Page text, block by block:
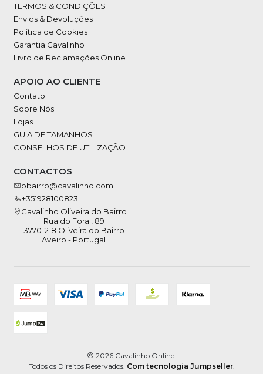
TERMOS & CONDIÇÕES
Envios & Devoluções
Política de Cookies
Garantia Cavalinho
Livro de Reclamações Online
APOIO AO CLIENTE
Contato
Sobre Nós
Lojas
GUIA DE TAMANHOS
CONSELHOS DE UTILIZAÇÃO
CONTACTOS
obairro@cavalinho.com
+351928100823
Cavalinho Oliveira do Bairro
Rua do Foral, 89
3770-218 Oliveira do Bairro
Aveiro - Portugal
2026 Cavalinho Online.
Todos os Direitos Reservados. Com tecnologia Jumpseller.